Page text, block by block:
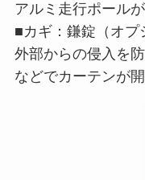
アルミ走行ポール
■カギ：鎌錠（オプ
外部からの侵入を
などでカーテンが